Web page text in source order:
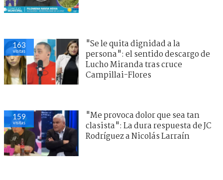
163
visitas
"Se le quita dignidad a la
persona": el sentido descargo de
Lucho Miranda tras cruce
Campillai-Flores
159
visitas
"Me provoca dolor que sea tan
clasista": La dura respuesta de JC
Rodríguez a Nicolás Larraín